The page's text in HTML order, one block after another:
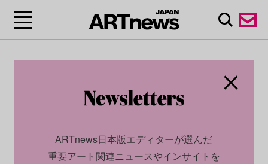
ARTnews日本版エディターが選んだ
重要アート関連ニュースやインサイトを